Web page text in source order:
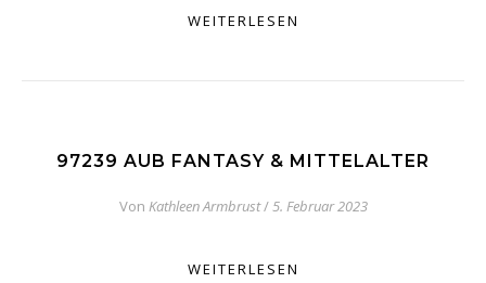
WEITERLESEN
97239 AUB FANTASY & MITTELALTER
Von Kathleen Armbrust/5. Februar 2023
WEITERLESEN